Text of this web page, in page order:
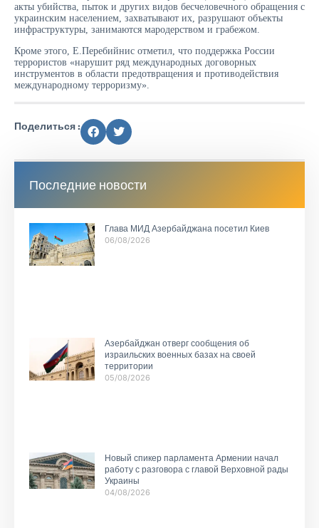
акты убийства, пыток и других видов бесчеловечного обращения с
украинским населением, захватывают их, разрушают объекты
инфраструктуры, занимаются мародерством и грабежом.
Кроме этого, Е.Перебийнис отметил, что поддержка России
террористов «нарушит ряд международных договорных
инструментов в области предотвращения и противодействия
международному терроризму».
Поделиться :
Последние новости
Глава МИД Азербайджана посетил Киев
06/08/2026
Азербайджан отверг сообщения об
израильских военных базах на своей
территории
05/08/2026
Новый спикер парламента Армении начал
работу с разговора с главой Верховной рады
Украины
04/08/2026